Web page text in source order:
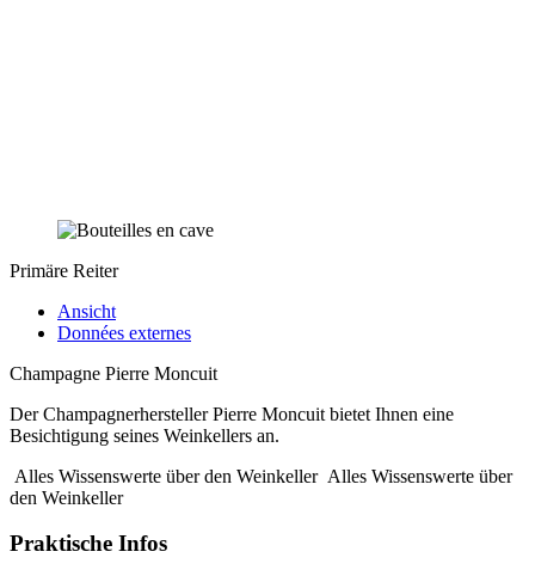
Primäre Reiter
Ansicht
Données externes
Champagne Pierre Moncuit
Der Champagnerhersteller Pierre Moncuit bietet Ihnen eine
Besichtigung seines Weinkellers an.
Alles Wissenswerte über den Weinkeller Alles Wissenswerte über
den Weinkeller
Praktische Infos